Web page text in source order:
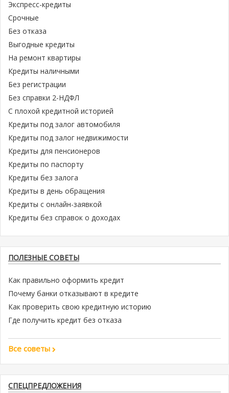
Экспресс-кредиты
Срочные
Без отказа
Выгодные кредиты
На ремонт квартиры
Кредиты наличными
Без регистрации
Без справки 2-НДФЛ
С плохой кредитной историей
Кредиты под залог автомобиля
Кредиты под залог недвижимости
Кредиты для пенсионеров
Кредиты по паспорту
Кредиты без залога
Кредиты в день обращения
Кредиты с онлайн-заявкой
Кредиты без справок о доходах
ПОЛЕЗНЫЕ СОВЕТЫ
Как правильно оформить кредит
Почему банки отказывают в кредите
Как проверить свою кредитную историю
Где получить кредит без отказа
Все советы
СПЕЦПРЕДЛОЖЕНИЯ